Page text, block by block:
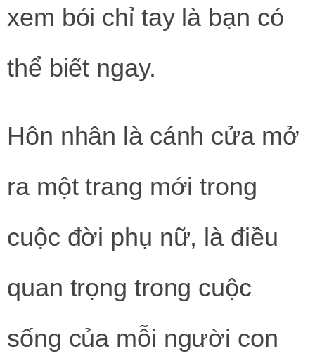
xem bói chỉ tay là bạn có
thể biết ngay.
Hôn nhân là cánh cửa mở
ra một trang mới trong
cuộc đời phụ nữ, là điều
quan trọng trong cuộc
sống của mỗi người con